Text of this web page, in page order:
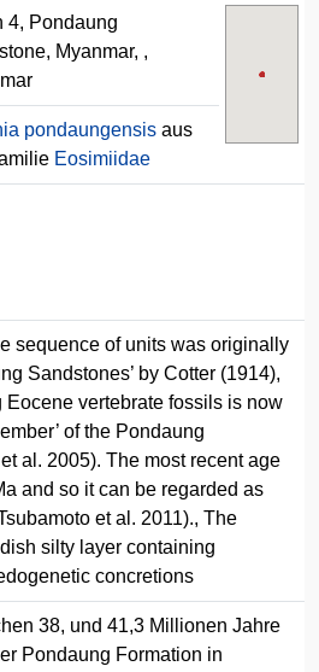
4, Pondaung
Myanmar, ,
pondaungensis aus
Eosimiidae
sequence of units was originally
Sandstones’ by Cotter (1914),
Eocene vertebrate fossils is now
of the Pondaung
al. 2005). The most recent age
and so it can be regarded as
et al. 2011)., The
silty layer containing
concretions
38, und 41,3 Millionen Jahre
Pondaung Formation in